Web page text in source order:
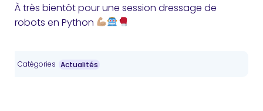
À très bientôt pour une session dressage de
robots en Python
Catégories Actualités